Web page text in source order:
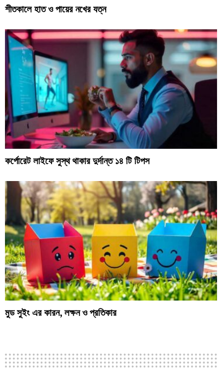
শীতকালে হাত ও পায়ের নখের যত্ন
কর্পোরেট লাইফে সুস্থ থাকার দুর্দান্ত ১৪ টি টিপস
মুড সুইং এর কারন, লক্ষন ও প্রতিকার